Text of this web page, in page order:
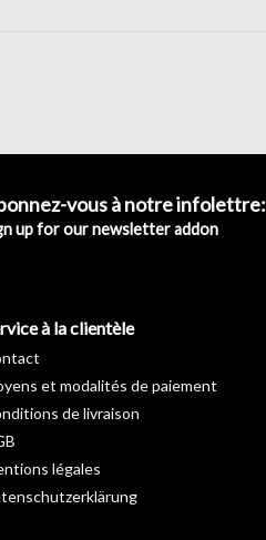
vous à notre infolettre:
up for our newsletter addon
à la clientèle
et modalités de paiement
de livraison
légales